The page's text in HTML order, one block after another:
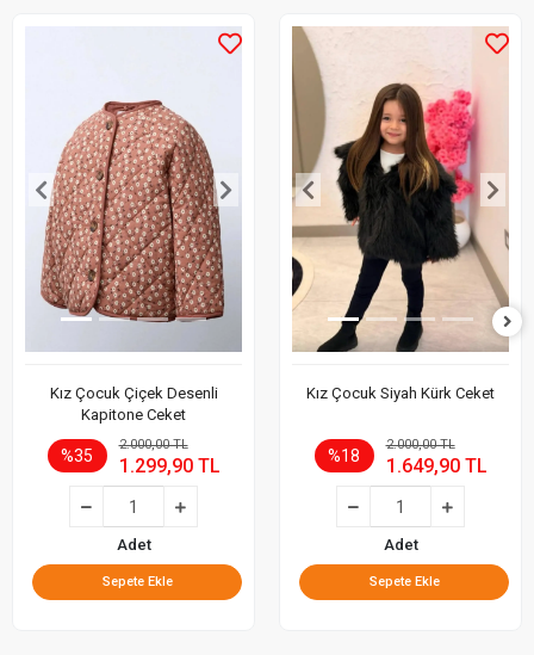
Kız Çocuk Çiçek Desenli
Kapitone Ceket
%35
2.000,00 TL
1.299,90 TL
Adet
Sepete Ekle
Kız Çocuk Siyah Kürk Ceket
%18
2.000,00 TL
1.649,90 TL
Adet
Sepete Ekle